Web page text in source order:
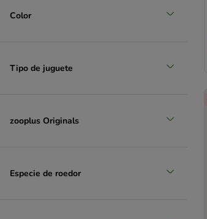
Color
Tipo de juguete
zooplus Originals
Especie de roedor